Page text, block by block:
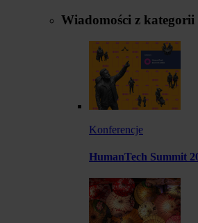
Wiadomości z kategorii
Konferencje
HumanTech Summit